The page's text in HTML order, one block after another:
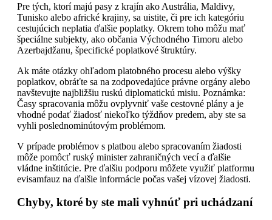
Pre tých, ktorí majú pasy z krajín ako Austrália, Maldivy,
Tunisko alebo africké krajiny, sa uistite, či pre ich kategóriu
cestujúcich neplatia ďalšie poplatky. Okrem toho môžu mať
špeciálne subjekty, ako občania Východného Timoru alebo
Azerbajdžanu, špecifické poplatkové štruktúry.
Ak máte otázky ohľadom platobného procesu alebo výšky
poplatkov, obráťte sa na zodpovedajúce právne orgány alebo
navštevujte najbližšiu ruskú diplomatickú misiu. Poznámka:
Časy spracovania môžu ovplyvniť vaše cestovné plány a je
vhodné podať žiadosť niekoľko týždňov predem, aby ste sa
vyhli poslednominútovým problémom.
V prípade problémov s platbou alebo spracovaním žiadosti
môže pomôcť ruský minister zahraničných vecí a ďalšie
vládne inštitúcie. Pre ďalšiu podporu môžete využiť platformu
evisamfauz na ďalšie informácie počas vašej vízovej žiadosti.
Chyby, ktoré by ste mali vyhnúť pri uchádzaní